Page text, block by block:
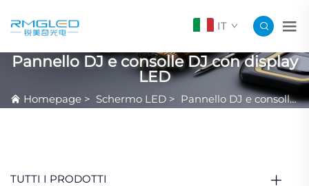
IT
Pannello DJ e consolle DJ con display
LED
Homepage > Schermo LED > Pannello DJ e consolle DJ con display LED
TUTTI I PRODOTTI